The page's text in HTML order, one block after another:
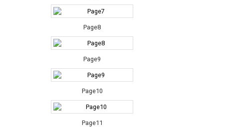
Page8
Page9
Page10
Page11